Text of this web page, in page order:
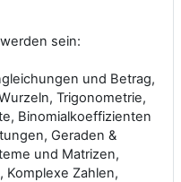
sein:
und Betrag,
Trigonometrie,
Binomialkoeffizienten
Geraden &
und Matrizen,
Komplexe Zahlen,